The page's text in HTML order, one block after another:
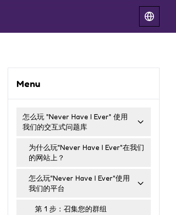
Menu
怎么玩 "Never Have I Ever" 使用
我们的交互式问题库
为什么玩"Never Have I Ever"在我们
的网站上？
怎么玩"Never Have I Ever"使用
我们的平台
第 1 步：召集您的群组